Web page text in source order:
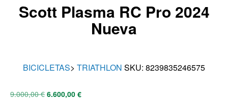
Scott Plasma RC Pro 2024
Nueva
BICICLETAS> TRIATHLON SKU: 8239835246575
9.000,00€ 6.600,00 €